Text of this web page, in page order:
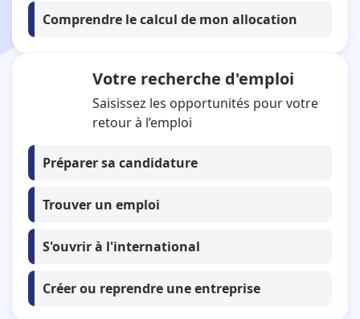
Comprendre le calcul de mon allocation
Votre recherche d'emploi
Saisissez les opportunités pour votre
retour à l’emploi
Préparer sa candidature
Trouver un emploi
S'ouvrir à l'international
Créer ou reprendre une entreprise